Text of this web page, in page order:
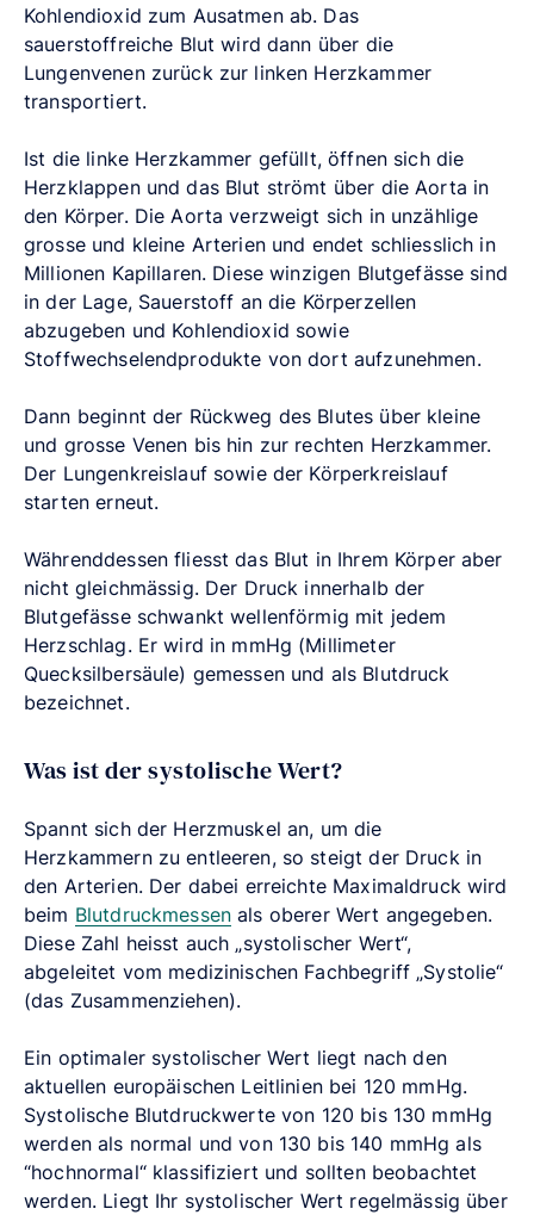
Kohlendioxid zum Ausatmen ab. Das
sauerstoffreiche Blut wird dann über die
Lungenvenen zurück zur linken Herzkammer
transportiert.
Ist die linke Herzkammer gefüllt, öffnen sich die
Herzklappen und das Blut strömt über die Aorta in
den Körper. Die Aorta verzweigt sich in unzählige
grosse und kleine Arterien und endet schliesslich in
Millionen Kapillaren. Diese winzigen Blutgefässe sind
in der Lage, Sauerstoff an die Körperzellen
abzugeben und Kohlendioxid sowie
Stoffwechselendprodukte von dort aufzunehmen.
Dann beginnt der Rückweg des Blutes über kleine
und grosse Venen bis hin zur rechten Herzkammer.
Der Lungenkreislauf sowie der Körperkreislauf
starten erneut.
Währenddessen fliesst das Blut in Ihrem Körper aber
nicht gleichmässig. Der Druck innerhalb der
Blutgefässe schwankt wellenförmig mit jedem
Herzschlag. Er wird in mmHg (Millimeter
Quecksilbersäule) gemessen und als Blutdruck
bezeichnet.
Was ist der systolische Wert?
Spannt sich der Herzmuskel an, um die
Herzkammern zu entleeren, so steigt der Druck in
den Arterien. Der dabei erreichte Maximaldruck wird
beim Blutdruckmessen als oberer Wert angegeben.
Diese Zahl heisst auch „systolischer Wert“,
abgeleitet vom medizinischen Fachbegriff „Systolie“
(das Zusammenziehen).
Ein optimaler systolischer Wert liegt nach den
aktuellen europäischen Leitlinien bei 120 mmHg.
Systolische Blutdruckwerte von 120 bis 130 mmHg
werden als normal und von 130 bis 140 mmHg als
“hochnormal“ klassifiziert und sollten beobachtet
werden. Liegt Ihr systolischer Wert regelmässig über